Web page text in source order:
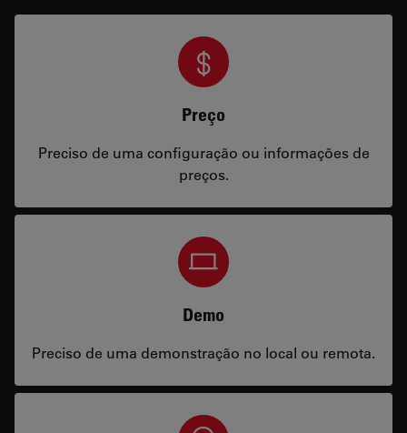
Preço
Preciso de uma configuração ou informações de
preços.
Demo
Preciso de uma demonstração no local ou remota.